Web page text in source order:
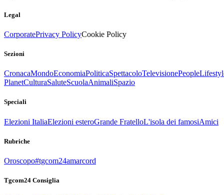
Legal
CorporatePrivacy PolicyCookie Policy
Sezioni
CronacaMondoEconomiaPoliticaSpettacoloTelevisionePeople
PlanetCulturaSaluteScuolaAnimaliSpazio
Speciali
Elezioni ItaliaElezioni esteroGrande FratelloL'isola dei famosiAmici
Rubriche
Oroscopo#tgcom24amarcord
Tgcom24 Consiglia